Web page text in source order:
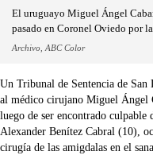
El uruguayo Miguel Ángel
pasado en Coronel Oviedo por
Archivo, ABC Color
Un Tribunal de Sentencia de
al médico cirujano Miguel Ángel
luego de ser encontrado
Alexander Benítez Cabral (10),
cirugía de las amigdalas en el